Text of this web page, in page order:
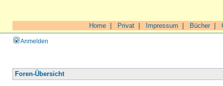
Home Privat Impressum Bücher|
Anmelden
Foren-Übersicht